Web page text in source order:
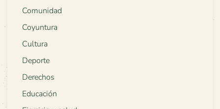
Comunidad
Coyuntura
Cultura
Deporte
Derechos
Educación